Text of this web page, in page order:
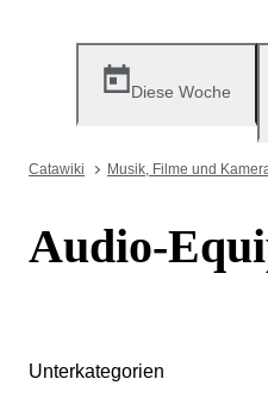
Diese Woche
Catawiki Musik, Filme und
Audio-
Unterkategorien